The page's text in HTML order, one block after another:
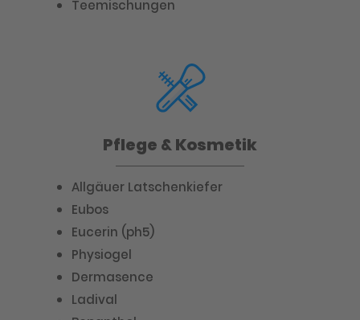
Teemischungen
Pflege & Kosmetik
Allgäuer Latschenkiefer
Eubos
Eucerin (ph5)
Physiogel
Dermasence
Ladival